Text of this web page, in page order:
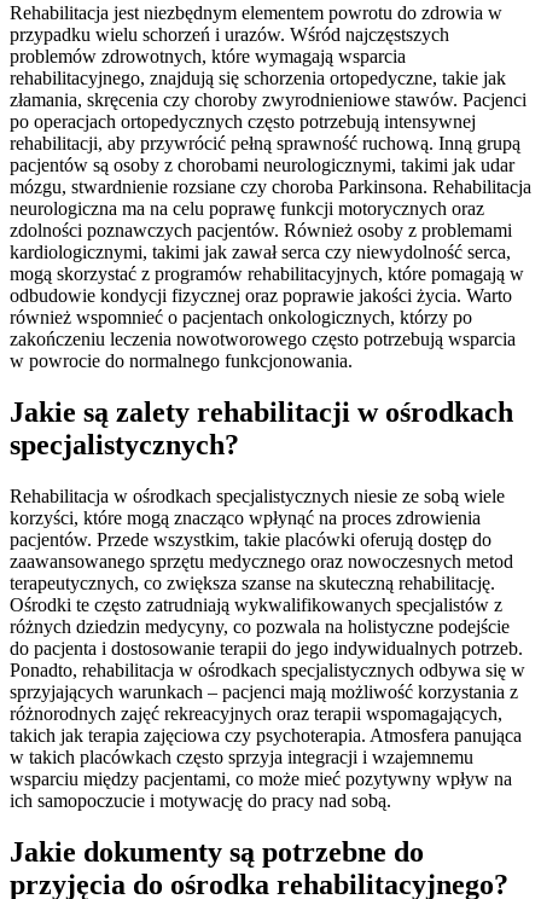
Rehabilitacja jest niezbędnym elementem powrotu do zdrowia w
przypadku wielu schorzeń i urazów. Wśród najczęstszych
problemów zdrowotnych, które wymagają wsparcia
rehabilitacyjnego, znajdują się schorzenia ortopedyczne, takie jak
złamania, skręcenia czy choroby zwyrodnieniowe stawów. Pacjenci
po operacjach ortopedycznych często potrzebują intensywnej
rehabilitacji, aby przywrócić pełną sprawność ruchową. Inną grupą
pacjentów są osoby z chorobami neurologicznymi, takimi jak udar
mózgu, stwardnienie rozsiane czy choroba Parkinsona. Rehabilitacja
neurologiczna ma na celu poprawę funkcji motorycznych oraz
zdolności poznawczych pacjentów. Również osoby z problemami
kardiologicznymi, takimi jak zawał serca czy niewydolność serca,
mogą skorzystać z programów rehabilitacyjnych, które pomagają w
odbudowie kondycji fizycznej oraz poprawie jakości życia. Warto
również wspomnieć o pacjentach onkologicznych, którzy po
zakończeniu leczenia nowotworowego często potrzebują wsparcia
w powrocie do normalnego funkcjonowania.
Jakie są zalety rehabilitacji w ośrodkach
specjalistycznych?
Rehabilitacja w ośrodkach specjalistycznych niesie ze sobą wiele
korzyści, które mogą znacząco wpłynąć na proces zdrowienia
pacjentów. Przede wszystkim, takie placówki oferują dostęp do
zaawansowanego sprzętu medycznego oraz nowoczesnych metod
terapeutycznych, co zwiększa szanse na skuteczną rehabilitację.
Ośrodki te często zatrudniają wykwalifikowanych specjalistów z
różnych dziedzin medycyny, co pozwala na holistyczne podejście
do pacjenta i dostosowanie terapii do jego indywidualnych potrzeb.
Ponadto, rehabilitacja w ośrodkach specjalistycznych odbywa się w
sprzyjających warunkach – pacjenci mają możliwość korzystania z
różnorodnych zajęć rekreacyjnych oraz terapii wspomagających,
takich jak terapia zajęciowa czy psychoterapia. Atmosfera panująca
w takich placówkach często sprzyja integracji i wzajemnemu
wsparciu między pacjentami, co może mieć pozytywny wpływ na
ich samopoczucie i motywację do pracy nad sobą.
Jakie dokumenty są potrzebne do
przyjęcia do ośrodka rehabilitacyjnego?